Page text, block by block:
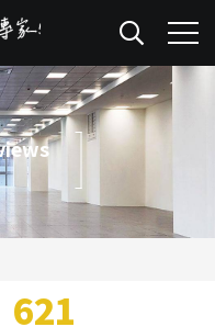
621